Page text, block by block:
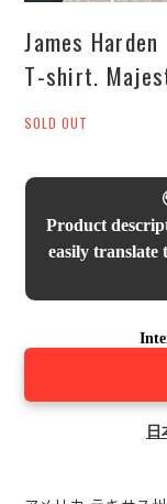
James
T-shirt.
SOLD OUT
Product
easily translate